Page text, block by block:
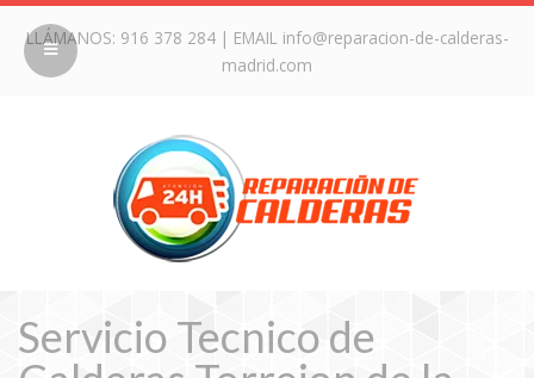
LLÁMANOS: 916 378 284| EMAIL info@reparacion-de-calderas-
madrid.com
Servicio Tecnico de